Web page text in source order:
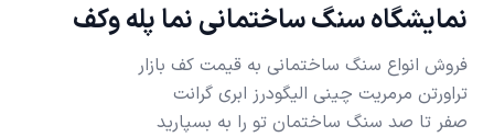
نمایشگاه سنگ ساختمانی نما پله وکف